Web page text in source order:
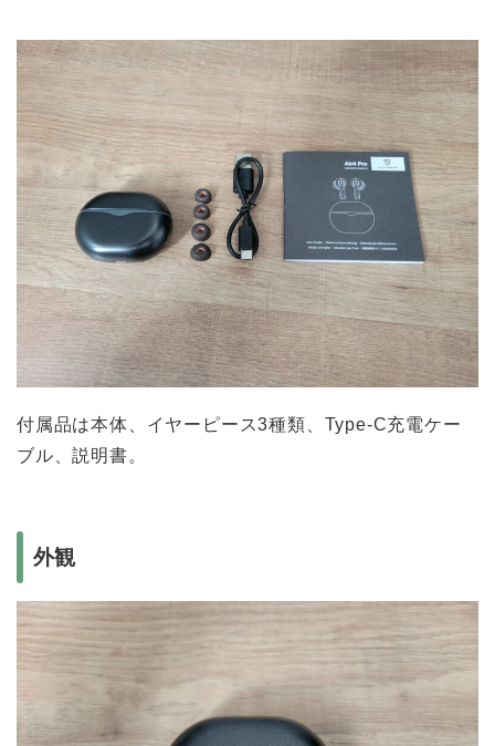
付属品は本体、イヤーピース3種類、Type-C充電ケー
ブル、説明書。
外観